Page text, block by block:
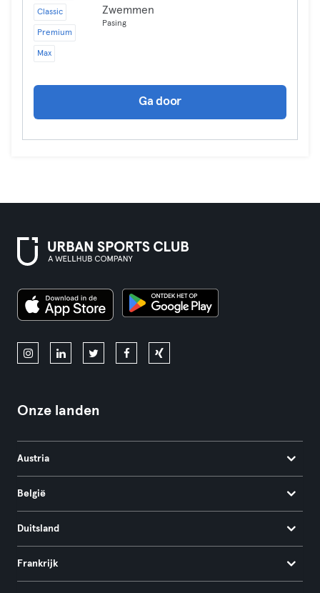
Classic
Premium
Max
Zwemmen
Pasing
Ga door
Onze landen
Austria
België
Duitsland
Frankrijk